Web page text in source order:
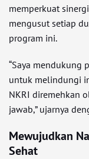
memperkuat
mengusut setiap
program ini.
“Saya mendukung
untuk melindungi
NKRI diremehkan
jawab,” ujarnya
Mewujudkan
Sehat